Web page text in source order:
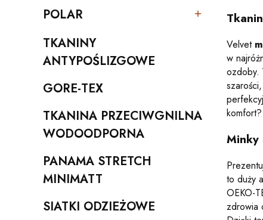
Kategoria - POLAR
POLAR
Kategoria - TKANINY ANTYPOŚLIZGOWE
TKANINY
ANTYPOŚLIZGOWE
Kategoria - GORE-TEX
GORE-TEX
Kategoria - TKANINA PRZECIWGNILNA
TKANINA PRZECIWGNILNA
WODOODPORNA
Kategoria - PANAMA STRETCH MINIMATT
PANAMA STRETCH
MINIMATT
Kategoria - SIATKI ODZIEŻOWE
SIATKI ODZIEŻOWE
Velvet
w
ozdoby.
Minky
to duży
OEKO-
zdrowia